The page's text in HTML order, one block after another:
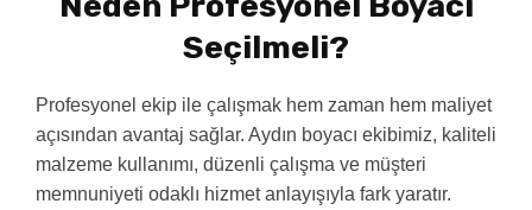
Seçilmeli?
Profesyonel ekip ile çalışmak hem zaman hem maliyet
açısından avantaj sağlar. Aydın boyacı ekibimiz, kaliteli
malzeme kullanımı, düzenli çalışma ve müşteri
memnuniyeti odaklı hizmet anlayışıyla fark yaratır.